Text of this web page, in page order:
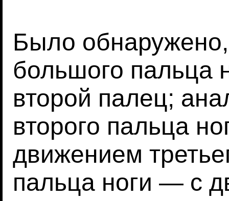
Было
большого пальца
второй палец;
второго пальца
движением
пальца ноги — с